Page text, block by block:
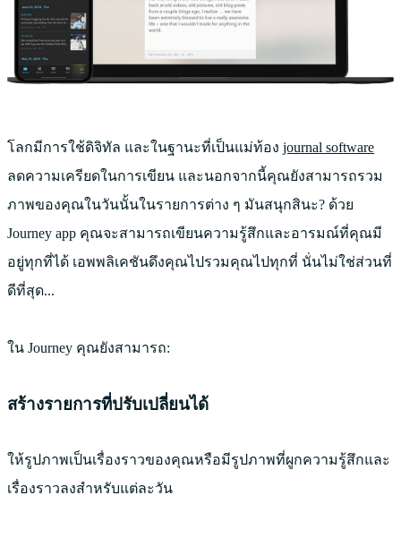
โลกมีการใช้ดิจิทัล และในฐานะที่เป็นแม่ท้อง journal software
ลดความเครียดในการเขียน และนอกจากนี้คุณยังสามารถรวม
ภาพของคุณในวันนั้นในรายการต่าง ๆ มันสนุกสินะ? ด้วย
Journey app คุณจะสามารถเขียนความรู้สึกและอารมณ์ที่คุณมี
อยู่ทุกที่ได้ เอพพลิเคชันดึงคุณไปรวมคุณไปทุกที่ นั่นไม่ใช่ส่วนที่
ดีที่สุด...
ใน Journey คุณยังสามารถ:
สร้างรายการที่ปรับเปลี่ยนได้
ให้รูปภาพเป็นเรื่องราวของคุณหรือมีรูปภาพที่ผูกความรู้สึกและ
เรื่องราวลงสําหรับแต่ละวัน